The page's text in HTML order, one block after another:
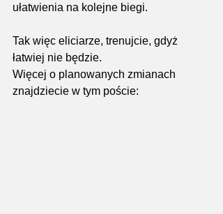
ułatwienia na kolejne biegi.
Tak więc eliciarze, trenujcie, gdyż
łatwiej nie będzie.
Więcej o planowanych zmianach
znajdziecie w tym poście: